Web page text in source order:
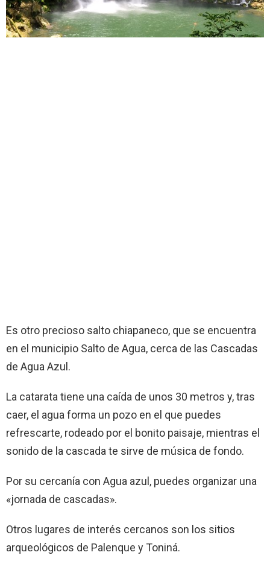
Es otro precioso salto chiapaneco, que se encuentra
en el municipio Salto de Agua, cerca de las Cascadas
de Agua Azul.
La catarata tiene una caída de unos 30 metros y, tras
caer, el agua forma un pozo en el que puedes
refrescarte, rodeado por el bonito paisaje, mientras el
sonido de la cascada te sirve de música de fondo.
Por su cercanía con Agua azul, puedes organizar una
«jornada de cascadas».
Otros lugares de interés cercanos son los sitios
arqueológicos de Palenque y Toniná.